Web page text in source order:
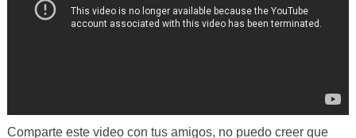
Comparte este video con tus amigos, no puedo creer que